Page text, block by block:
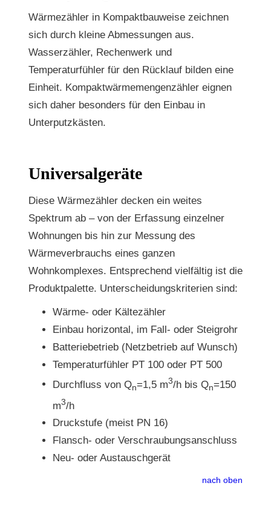
Wärmezähler in Kompaktbauweise zeichnen
sich durch kleine Abmessungen aus.
Wasserzähler, Rechenwerk und
Temperaturfühler für den Rücklauf bilden eine
Einheit. Kompaktwärmemengenzähler eignen
sich daher besonders für den Einbau in
Unterputzkästen.
Universalgeräte
Diese Wärmezähler decken ein weites
Spektrum ab – von der Erfassung einzelner
Wohnungen bis hin zur Messung des
Wärmeverbrauchs eines ganzen
Wohnkomplexes. Entsprechend vielfältig ist die
Produktpalette. Unterscheidungskriterien sind:
Wärme- oder Kältezähler
Einbau horizontal, im Fall- oder Steigrohr
Batteriebetrieb (Netzbetrieb auf Wunsch)
Temperaturfühler PT 100 oder PT 500
Durchfluss von Qn=1,5 m3/h bis Qn=150
m3/h
Druckstufe (meist PN 16)
Flansch- oder Verschraubungsanschluss
Neu- oder Austauschgerät
nach oben